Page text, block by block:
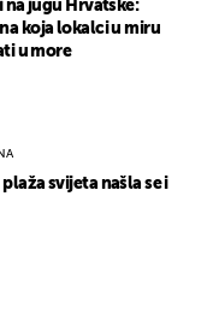
jugu Hrvatske:
koja lokalci u miru
u more
svijeta našla se i